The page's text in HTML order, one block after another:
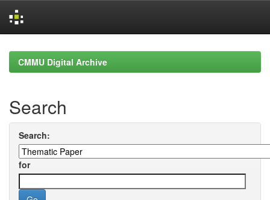
navigationCMMU Digital Archive
Search
Search:
for